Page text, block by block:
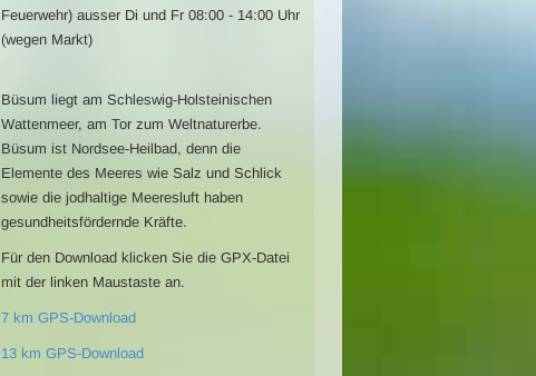
Feuerwehr) ausser Di und Fr 08:00 - 14:00 Uhr
(wegen Markt)
Büsum liegt am Schleswig-Holsteinischen
Wattenmeer, am Tor zum Weltnaturerbe.
Büsum ist Nordsee-Heilbad, denn die
Elemente des Meeres wie Salz und Schlick
sowie die jodhaltige Meeresluft haben
gesundheitsfördernde Kräfte.
Für den Download klicken Sie die GPX-Datei
mit der linken Maustaste an.
7 km GPS-Download
13 km GPS-Download